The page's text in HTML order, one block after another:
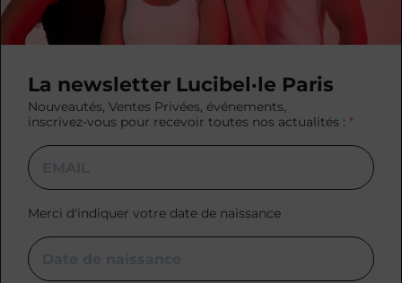
La newsletter Lucibel·le Paris
Nouveautés, Ventes Privées, événements,
inscrivez-vous pour recevoir toutes nos actualités :
Merci d'indiquer votre date de naissance